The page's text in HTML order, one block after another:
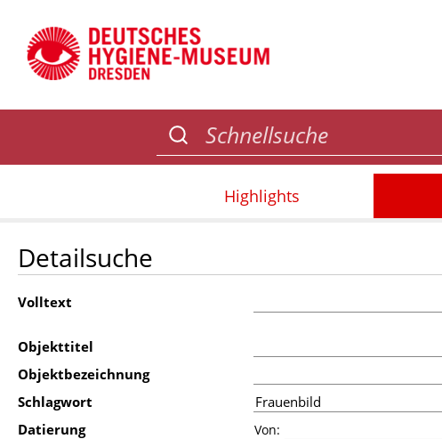
Highlights
Detailsuche
Volltext
Objekttitel
Objektbezeichnung
Schlagwort
Datierung
Von: